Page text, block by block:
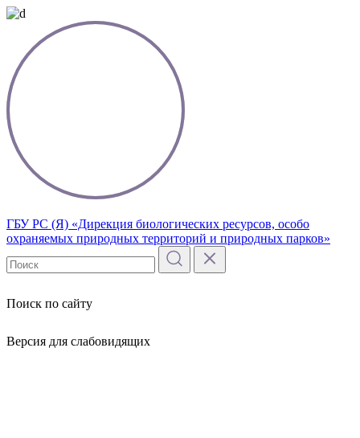
ГБУ РС (Я) «Дирекция биологических ресурсов, особо
охраняемых природных территорий и природных парков»
Поиск по сайту
Версия для слабовидящих